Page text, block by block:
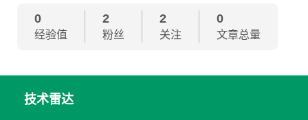
0
经验值
2
粉丝
2
关注
0
文章总量
技术雷达